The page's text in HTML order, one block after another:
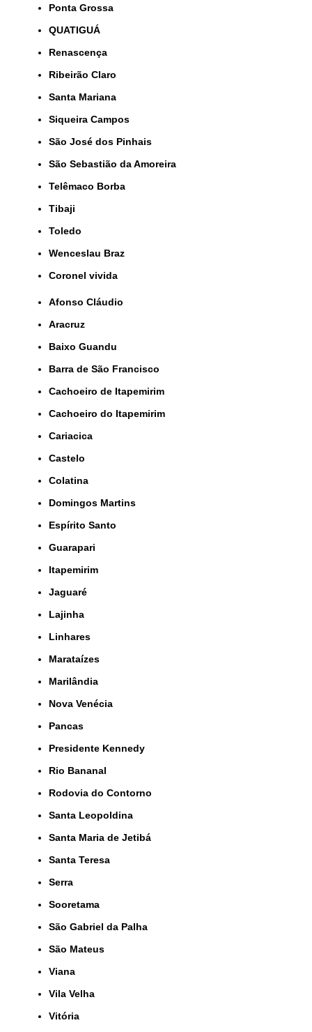
Ponta Grossa
QUATIGUÁ
Renascença
Ribeirão Claro
Santa Mariana
Siqueira Campos
São José dos Pinhais
São Sebastião da Amoreira
Telêmaco Borba
Tibaji
Toledo
Wenceslau Braz
coronel vivida
Afonso Cláudio
Aracruz
Baixo Guandu
Barra de São Francisco
Cachoeiro de Itapemirim
Cachoeiro do Itapemirim
Cariacica
Castelo
Colatina
Domingos Martins
Espírito Santo
Guarapari
Itapemirim
Jaguaré
Lajinha
Linhares
Marataízes
Marilândia
Nova Venécia
Pancas
Presidente Kennedy
Rio Bananal
Rodovia do Contorno
Santa Leopoldina
Santa Maria de Jetibá
Santa Teresa
Serra
Sooretama
São Gabriel da Palha
São Mateus
Viana
Vila Velha
Vitória